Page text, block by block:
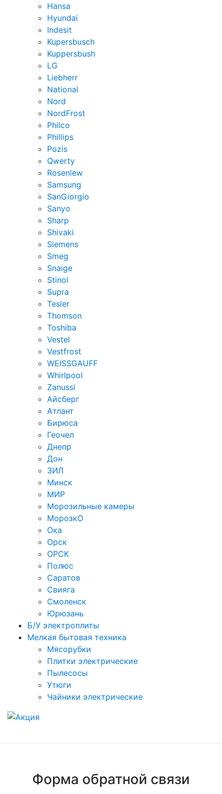
Hansa
Hyundai
Indesit
Kupersbusch
Kuppersbush
LG
Liebherr
National
Nord
NordFrost
Philco
Phillips
Pozis
Qwerty
Rosenlew
Samsung
SanGiorgio
Sanyo
Sharp
Shivaki
Siemens
Smeg
Snaige
Stinol
Supra
Tesler
Thomson
Toshiba
Vestel
Vestfrost
WEISSGAUFF
Whirlpool
Zanussi
Айсберг
Атлант
Бирюса
Геочел
Днепр
Дон
ЗИЛ
Минск
МИР
Морозильные камеры
МорозкО
Ока
Орск
ОРСК
Полюс
Саратов
Свияга
Смоленск
Юрюзань
Б/У электроплиты
Мелкая бытовая техника
Мясорубки
Плитки электрические
Пылесосы
Утюги
Чайники электрические
Форма обратной связи